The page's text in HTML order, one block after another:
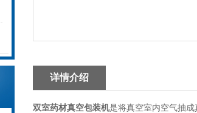
详情介绍
双室药材真空包装机是将真空室内空气抽